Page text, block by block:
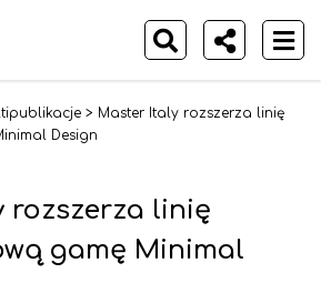
> Master Italy rozszerza linię
Design
rozszerza linię
gamę Minimal